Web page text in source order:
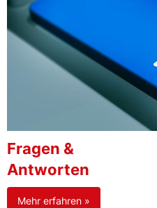
Fragen &
Antworten
Mehr erfahren »